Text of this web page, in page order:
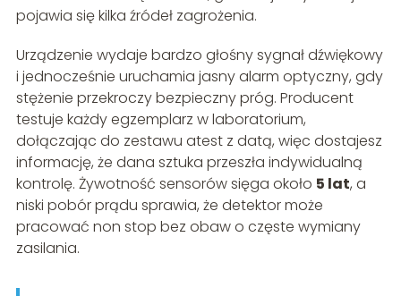
pojawia się kilka źródeł zagrożenia.
Urządzenie wydaje bardzo głośny sygnał dźwiękowy
i jednocześnie uruchamia jasny alarm optyczny, gdy
stężenie przekroczy bezpieczny próg. Producent
testuje każdy egzemplarz w laboratorium,
dołączając do zestawu atest z datą, więc dostajesz
informację, że dana sztuka przeszła indywidualną
kontrolę. Żywotność sensorów sięga około 5 lat, a
niski pobór prądu sprawia, że detektor może
pracować non stop bez obaw o częste wymiany
zasilania.